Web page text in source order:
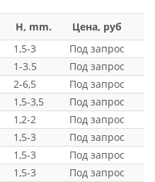
H, mm.
Цена, руб
1,5-3
Под запрос
1-3.5
Под запрос
2-6,5
Под запрос
1,5-3,5
Под запрос
1,2-2
Под запрос
1,5-3
Под запрос
1,5-3
Под запрос
1,5-3
Под запрос